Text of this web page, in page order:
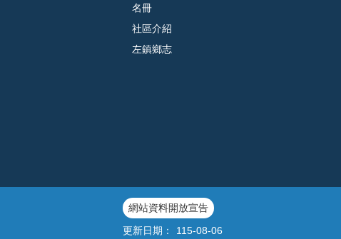
名冊
社區介紹
左鎮鄉志
網站資料開放宣告
更新日期：
115-08-06